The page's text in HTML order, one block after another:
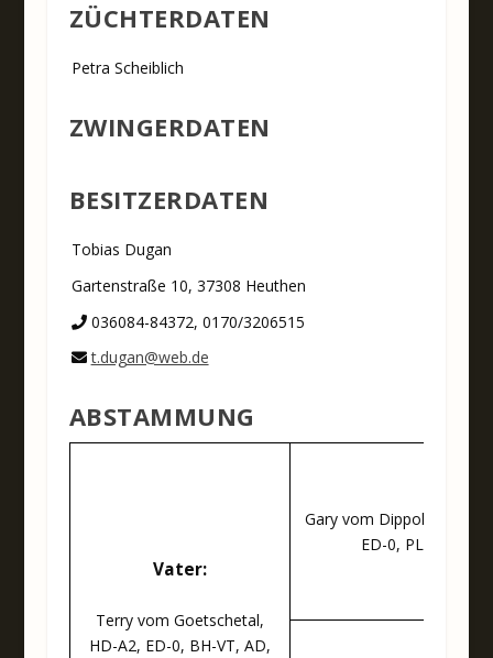
ZÜCHTERDATEN
Petra Scheiblich
ZWINGERDATEN
BESITZERDATEN
Tobias Dugan
Gartenstraße 10, 37308 Heuthen
036084-84372, 0170/3206515
t.dugan@web.de
ABSTAMMUNG
Vater:
Terry vom Goetschetal,
HD-A2, ED-0, BH-VT, AD,
Gary vom Dippold, HD-
ED-0, PL-0